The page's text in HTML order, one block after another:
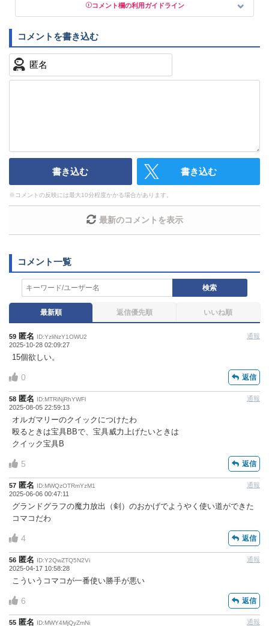
コメント欄の利用ガイドライン
以下の書き込みを禁止とし、場合によってはコメント削除や書き
込み制限を行う可能性がございます。 あらかじめご了承くださ
い。
・外部サイトへの誘導や宣伝
・アカウントの売買など金銭が絡む内容の投稿
・各ゲームのネタバレを含む内容の投稿
・その他、管理者が不適切と判断した投稿
コメントの削除につきましては下記フォームより申請を
いただけますでしょうか。
コメントの削除を申請する
対応させていただきます。ご了承ください。
※一度削除したコメントは復元ができませんのでご注意
ください。
また、過度な利用規約の違反や、弊社に損害の及ぶ内容の書き込
すので、あらかじめご理解くださいませ。
書き込む 書き込む
※ コメントの反映には最大10分程度かかる場合があります。
最新のコメントを表示
検索
最新順 返信優先順 いいね順
59 匿名 ID:YzliNzY1OWU2
2025-10-28 02:09:27
通報
15個欲しい。
0 返信
58 匿名 ID:MTRiNjRhYWFl
2025-08-05 22:59:13
通報
オルガマリーのクイックにつけたわ
殴るときは宝具BBで、宝具威力上げたいときは
クイック宝具B
5 返信
57 匿名 ID:MWQzOTRmYzM1
2025-06-06 00:47:11
通報
グランドグラフの魔力放出（剣）のおかげでようやく使い道ができた
コマコだわ
4 返信
56 匿名 ID:Y2QwZTQ5N2Vi
2025-04-17 10:58:28
通報
こういうコマコが一番使い勝手が悪い
6 返信
55 匿名 ID:MWY4MjQyZmNi 通報